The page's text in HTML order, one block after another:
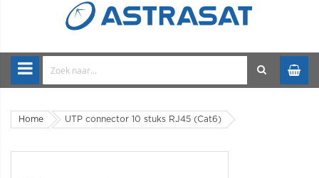
Home UTP connector 10 stuks RJ45 (Cat6)